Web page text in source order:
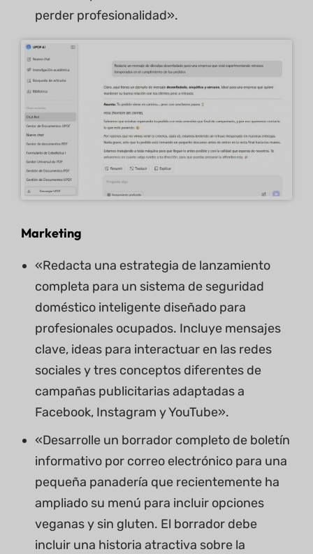
perder profesionalidad».
Marketing
«Redacta una estrategia de lanzamiento
completa para un sistema de seguridad
doméstico inteligente diseñado para
profesionales ocupados. Incluye mensajes
clave, ideas para interactuar en las redes
sociales y tres conceptos diferentes de
campañas publicitarias adaptadas a
Facebook, Instagram y YouTube».
«Desarrolle un borrador completo de boletín
informativo por correo electrónico para una
pequeña panadería que recientemente ha
ampliado su menú para incluir opciones
veganas y sin gluten. El borrador debe
incluir una historia atractiva sobre la